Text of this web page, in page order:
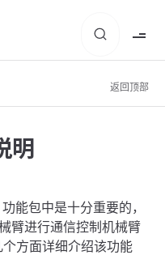
返回顶部
明
能包中是十分重要的，
臂进行通信控制机械臂
方面详细介绍该功能